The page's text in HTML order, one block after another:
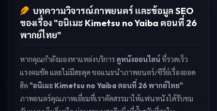
บทความวิจารณ์ภาพยนตร์ และข้อมูล SEO
ของเรื่อง "อนิเมะ Kimetsu no Yaiba ตอนที่ 26
พากย์ไทย"
หากคุณกำลังมองหาแหล่งบริการ ดูหนังออนไลน์ที่รวดเร็ว
แรงคมชัด และไม่มีสะดุด ขอแนะนำภาพยนตร์/ซีรี่ย์เรื่องยอด
ฮิต "อนิเมะ Kimetsu no Yaiba ตอนที่ 26 พากย์ไทย"
ภาพยนตร์คุณภาพเยี่ยมที่เราคัดสรรมาให้แฟนหนังได้รับชม